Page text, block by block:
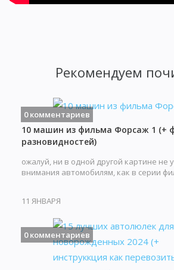
Рекомендуем
0 комментариев
10 машин из фильма Форсаж 1 (+
разновидностей)
ожалуй, ни в одной другой картине не
внимания автомобилям, как в серии
11 ЯНВАРЯ
0 комментариев